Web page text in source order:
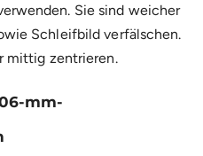
Sie sind weicher
Schleifbild verfälschen.
mittig zentrieren.
mm-